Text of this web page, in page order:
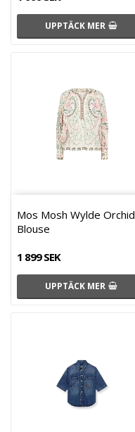
UPPTÄCK MER
Mos Mosh Wylde Orchid
Blouse
1 899 SEK
UPPTÄCK MER